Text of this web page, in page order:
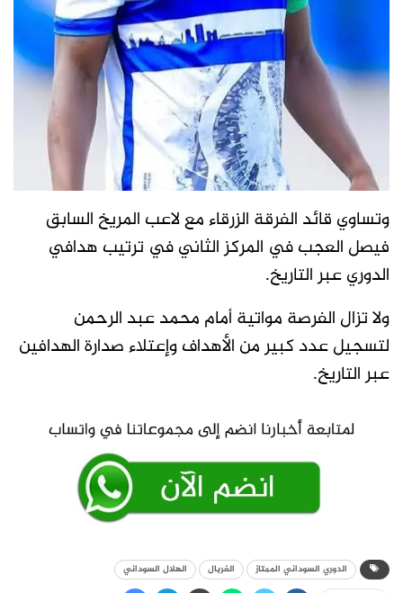
وتساوي قائد الفرقة الزرقاء مع لاعب المريخ السابق
فيصل العجب في المركز الثاني في ترتيب هدافي
الدوري عبر التاريخ.
ولا تزال الفرصة مواتية أمام محمد عبد الرحمن
لتسجيل عدد كبير من الأهداف وإعتلاء صدارة الهدافين
عبر التاريخ.
الدوري السوداني الممتاز الغربال الهلال السوداني